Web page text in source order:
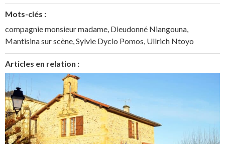
Mots-clés :
compagnie monsieur madame Dieudonné Niangouna
Mantisina sur scène Sylvie Dyclo Pomos Ullrich Ntoyo
Articles en relation :